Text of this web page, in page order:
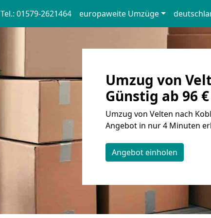
Tel.: 01579-2621464 europaweite Umzüge
Umzug von
Günstig ab 96 €
Umzug von Velten nach
Angebot in nur 4 Minuten
Angebot einholen